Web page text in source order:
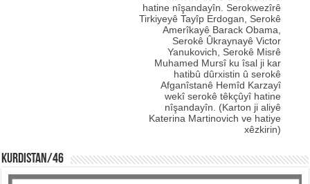
hatine nîşandayîn. Serokwezîrê
Tirkiyeyê Tayîp Erdogan, Serokê
Amerîkayê Barack Obama,
Serokê Ûkraynayê Victor
Yanukovich, Serokê Misrê
Muhamed Mursî ku îsal ji kar
hatibû dûrxistin û serokê
Afganîstanê Hemîd Karzayî
wekî serokê têkçûyî hatine
nîşandayîn. (Karton ji aliyê
Katerina Martinovich ve hatiye
xêzkirin)
KURDISTAN/46